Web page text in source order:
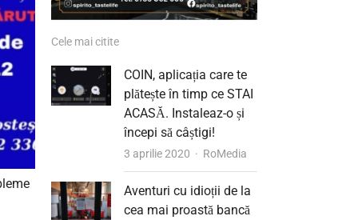
Cele mai citite
COIN, aplicația care te
plătește în timp ce STAI
ACASĂ. Instaleaz-o și
începi să câștigi!
3 aprilie 2020 Author
RoMedia
Aventuri cu idioții de la
cea mai proastă bancă